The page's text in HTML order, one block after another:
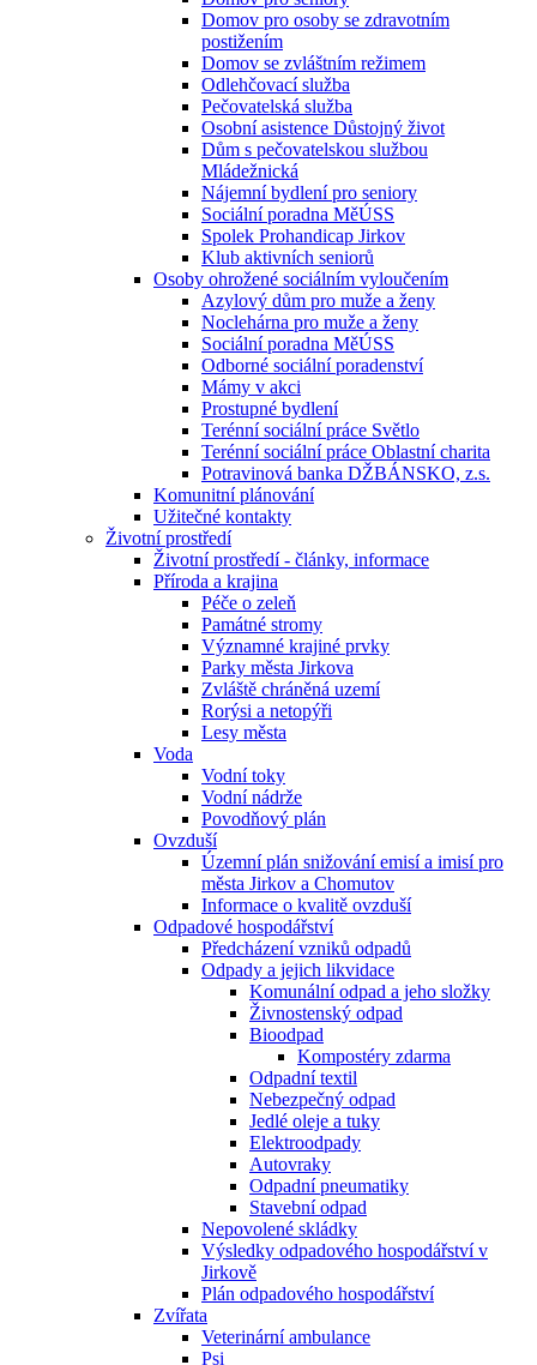
Domov pro osoby se zdravotním
postižením
Domov se zvláštním režimem
Odlehčovací služba
Pečovatelská služba
Osobní asistence Důstojný život
Dům s pečovatelskou službou
Mládežnická
Nájemní bydlení pro seniory
Sociální poradna MěÚSS
Spolek Prohandicap Jirkov
Klub aktivních seniorů
Osoby ohrožené sociálním vyloučením
Azylový dům pro muže a ženy
Noclehárna pro muže a ženy
Sociální poradna MěÚSS
Odborné sociální poradenství
Mámy v akci
Prostupné bydlení
Terénní sociální práce Světlo
Terénní sociální práce Oblastní charita
Potravinová banka DŽBÁNSKO, z.s.
Komunitní plánování
Užitečné kontakty
Životní prostředí
Životní prostředí - články, informace
Příroda a krajina
Péče o zeleň
Památné stromy
Významné krajiné prvky
Parky města Jirkova
Zvláště chráněná uzemí
Rorýsi a netopýři
Lesy města
Voda
Vodní toky
Vodní nádrže
Povodňový plán
Ovzduší
Územní plán snižování emisí a imisí pro
města Jirkov a Chomutov
Informace o kvalitě ovzduší
Odpadové hospodářství
Předcházení vzniků odpadů
Odpady a jejich likvidace
Komunální odpad a jeho složky
Živnostenský odpad
Bioodpad
Kompostéry zdarma
Odpadní textil
Nebezpečný odpad
Jedlé oleje a tuky
Elektroodpady
Autovraky
Odpadní pneumatiky
Stavební odpad
Nepovolené skládky
Výsledky odpadového hospodářství v
Jirkově
Plán odpadového hospodářství
Zvířata
Veterinární ambulance
Psi